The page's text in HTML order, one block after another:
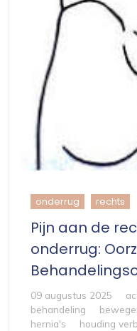
onderrug rechts
Pijn aan de
onderrug:
09 augustus 2025
behandeling
hernia's
houding